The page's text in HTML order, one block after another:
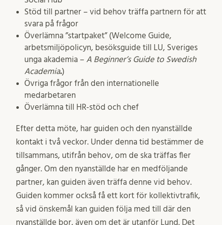
Stöd till partner – vid behov träffa partnern för att
svara på frågor
Överlämna ”startpaket” (Welcome Guide,
arbetsmiljöpolicyn, besöksguide till LU, Sveriges
unga akademia – A Beginner’s Guide to Swedish
Academia.)
Övriga frågor från den internationelle
medarbetaren
Överlämna till HR-stöd och chef
Efter detta möte, har guiden och den nyanställde
kontakt i två veckor. Under denna tid bestämmer de
tillsammans, utifrån behov, om de ska träffas fler
gånger. Om den nyanställde har en medföljande
partner, kan guiden även träffa denne vid behov.
Guiden kommer också få ett kort för kollektivtrafik,
så vid önskemål kan guiden följa med till där den
nyanställde bor, även om det är utanför Lund. Det